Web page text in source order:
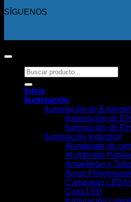
SÍGUENOS
Buscar
por:
Inicio
Iluminación
Iluminación de
Iluminación de
Iluminación de
Iluminación Industrial
Alumbrado de
Alumbrado
Ampolletas y
Áreas
Campanas LED/
Cinta LED